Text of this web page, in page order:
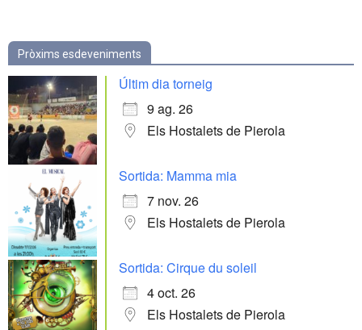
Pròxims esdeveniments
Últim dia torneig
9 ag. 26
Els Hostalets de Pierola
Sortida: Mamma mia
7 nov. 26
Els Hostalets de Pierola
Sortida: Cirque du soleil
4 oct. 26
Els Hostalets de Pierola